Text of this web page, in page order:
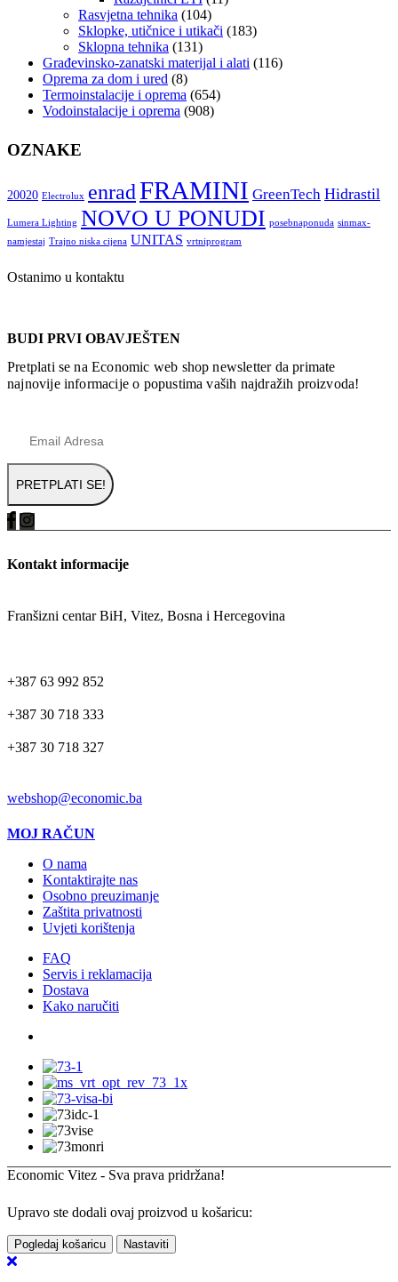
Rasvjetna tehnika (104)
Sklopke, utičnice i utikači (183)
Sklopna tehnika (131)
Građevinsko-zanatski materijal i alati (116)
Oprema za dom i ured (8)
Termoinstalacije i oprema (654)
Vodoinstalacije i oprema (908)
OZNAKE
20020 Electrolux enradFRAMINI GreenTech Hidrastil
Lumera Lighting NOVO U PONUDI posebnaponuda sinmax-
namjestaj Trajno niska cijena UNITAS vrtniprogram
Ostanimo u kontaktu
BUDI PRVI OBAVJEŠTEN
Pretplati se na Economic web shop newsletter da primate
najnovije informacije o popustima vaših najdražih proizvoda!
Kontakt informacije
Franšizni centar BiH, Vitez, Bosna i Hercegovina
+387 63 992 852
+387 30 718 333
+387 30 718 327
webshop@economic.ba
MOJ RAČUN
O nama
Kontaktirajte nas
Osobno preuzimanje
Zaštita privatnosti
Uvjeti korištenja
FAQ
Servis i reklamacija
Dostava
Kako naručiti
Economic Vitez - Sva prava pridržana!
Upravo ste dodali ovaj proizvod u košaricu:
Pogledaj košaricu Nastaviti